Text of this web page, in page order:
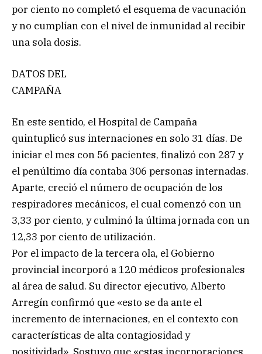
por ciento no completó el esquema de vacunación
y no cumplían con el nivel de inmunidad al recibir
una sola dosis.
DATOS DEL
CAMPAÑA
En este sentido, el Hospital de Campaña
quintuplicó sus internaciones en solo 31 días. De
iniciar el mes con 56 pacientes, finalizó con 287 y
el penúltimo día contaba 306 personas internadas.
Aparte, creció el número de ocupación de los
respiradores mecánicos, el cual comenzó con un
3,33 por ciento, y culminó la última jornada con un
12,33 por ciento de utilización.
Por el impacto de la tercera ola, el Gobierno
provincial incorporó a 120 médicos profesionales
al área de salud. Su director ejecutivo, Alberto
Arregín confirmó que «esto se da ante el
incremento de internaciones, en el contexto con
características de alta contagiosidad y